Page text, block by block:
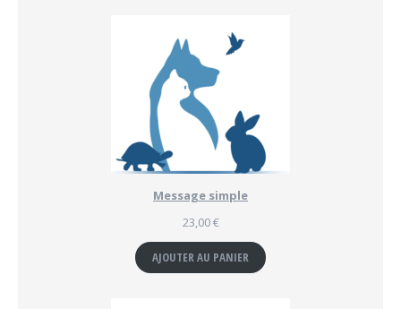
Message simple
23,00€
AJOUTER AU PANIER